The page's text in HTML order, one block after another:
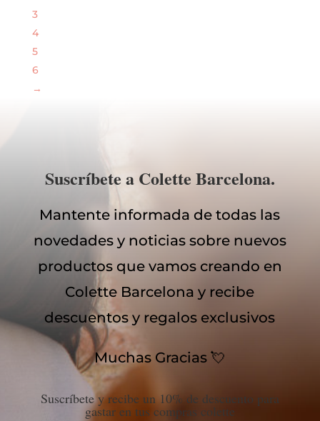
3
4
5
6
→
Suscríbete a Colette Barcelona.
Mantente informada de todas las
novedades y noticias sobre nuevos
productos que vamos creando en
Colette Barcelona y recibe
descuentos y regalos exclusivos
Muchas Gracias 💘
Suscríbete y recibe un 10% de descuento para
gastar en tus compras colette